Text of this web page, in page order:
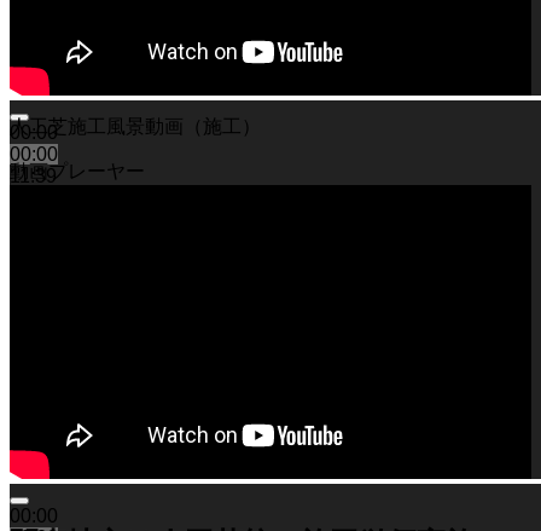
さい。当社はフランチャイズ制をとらず、代理店を介さな
いことで中間マージンを徹底的にカットし、高品質ながら
リーズナブルな価格を実現しました。この独自流通経路が
あるからこそ、ワンランク上の製品を予算内で提供するこ
とが可能です。関東圏内での施工実績はトップクラスを誇
り、大規模な工事から小さなお庭まで幅広く対応しており
洗いも可能なため、清潔な状態を長く保てます。ただし、
素材の特性上、熱湯を直接かけたり火気を近づけすぎたり
することには注意が必要です。耐熱温度を守ることで、美
しいグリーンを長く愛用していただけます。施工後のアフ
00:00
00:00
11:39
人工芝施工風景動画（施工）
動画プレーヤー
00:00